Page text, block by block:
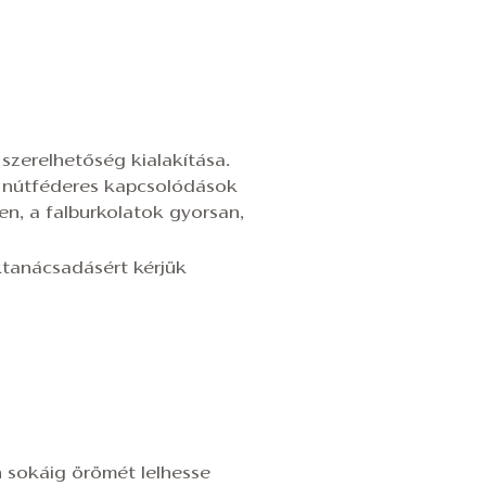
kialakítása.
kapcsolódások
a falburkolatok gyorsan,
kérjük
sokáig örömét lelhesse